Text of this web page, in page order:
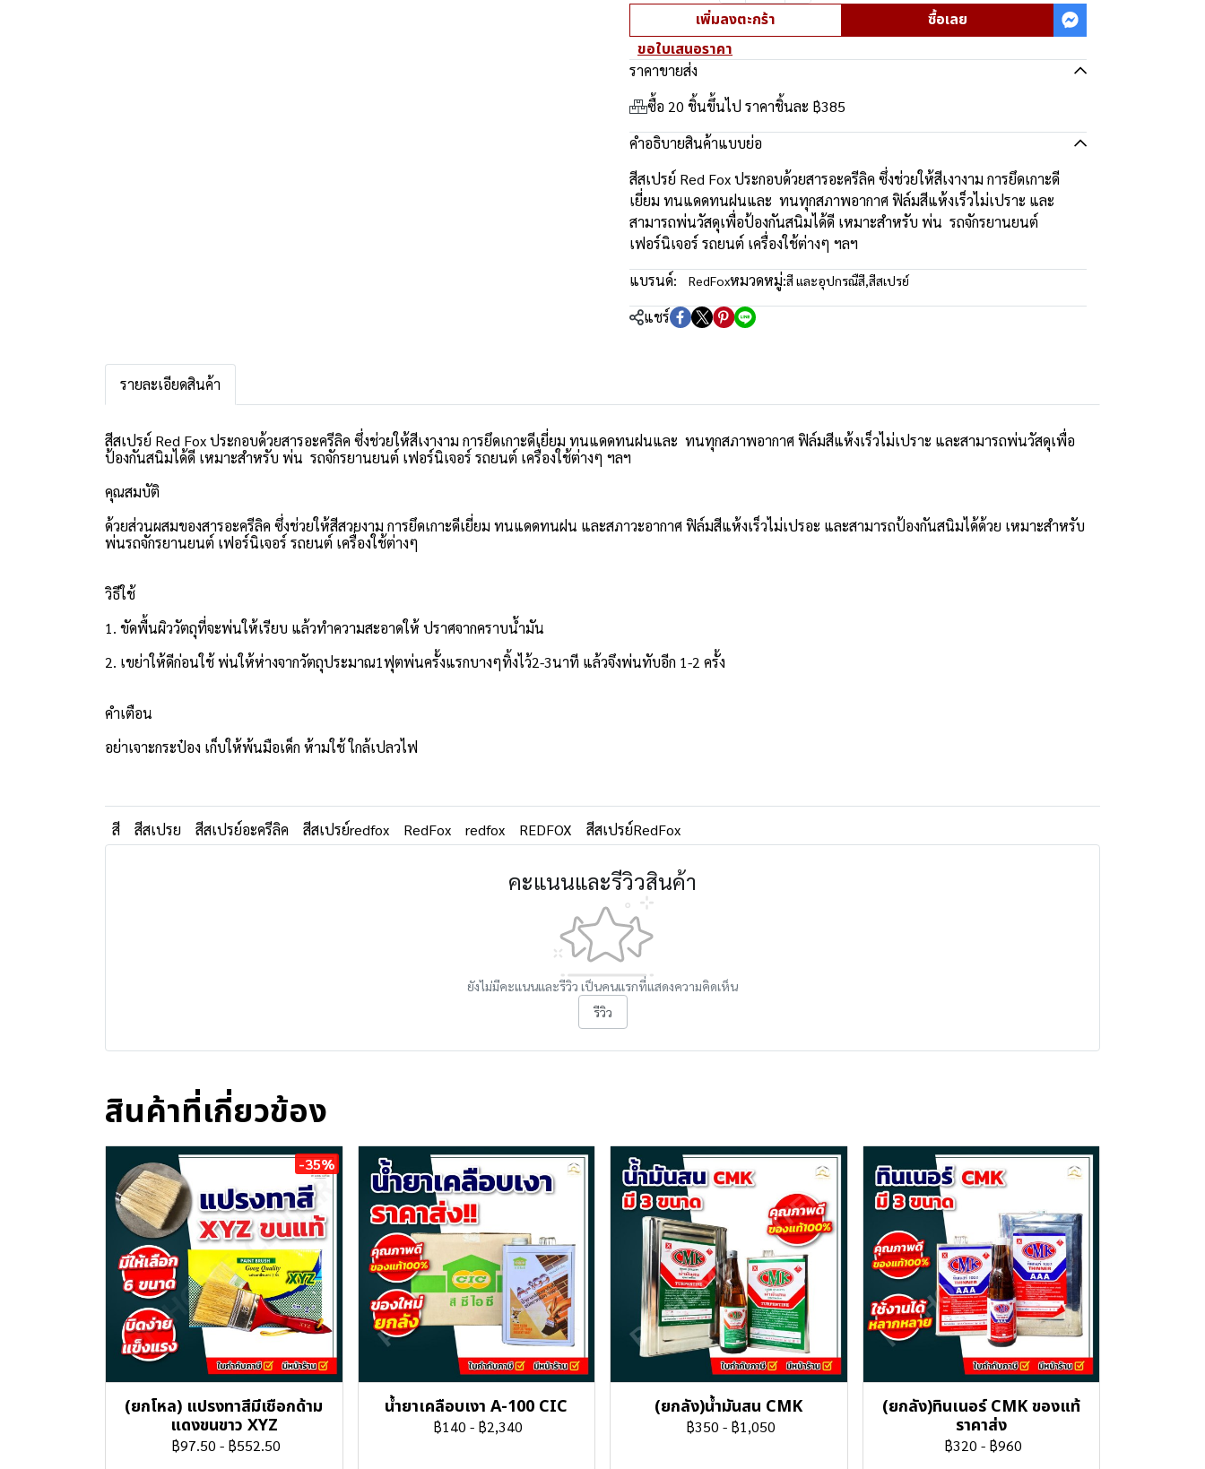
เพิ่มลงตะกร้า
ซื้อเลย
ขอใบเสนอราคา
ราคาขายส่ง
ซื้อ 20 ชิ้นขึ้นไป ราคาชิ้นละ ฿385
คำอธิบายสินค้าแบบย่อ
สีสเปรย์ Red Fox ประกอบด้วยสารอะครีลิค ซึ่งช่วยให้สีเงางาม การยึดเกาะดี
เยี่ยม ทนแดดทนฝนและ ทนทุกสภาพอากาศ ฟิล์มสีแห้งเร็วไม่เปราะ และ
สามารถพ่นวัสดุเพื่อป้องกันสนิมได้ดี เหมาะสำหรับ พ่น รถจักรยานยนต์
เฟอร์นิเจอร์ รถยนต์ เครื่องใช้ต่างๆ ฯลฯ
แบรนด์:
RedFoxหมวดหมู่:สี และอุปกรณืสี,สีสเปรย์
แชร์
รายละเอียดสินค้า
สีสเปรย์ Red Fox ประกอบด้วยสารอะครีลิค ซึ่งช่วยให้สีเงางาม การยึดเกาะดีเยี่ยม ทนแดดทนฝนและ ทนทุกสภาพอากาศ ฟิล์มสีแห้งเร็วไม่เปราะ และสามารถพ่นวัสดุเพื่อ
ป้องกันสนิมได้ดี เหมาะสำหรับ พ่น รถจักรยานยนต์ เฟอร์นิเจอร์ รถยนต์ เครื่องใช้ต่างๆ ฯลฯ
คุณสมบัติ
ด้วยส่วนผสมของสารอะครีลิค ซึ่งช่วยให้สีสวยงาม การยึดเกาะดีเยี่ยม ทนแดดทนฝน และสภาวะอากาศ ฟิล์มสีแห้งเร็วไม่เปรอะ และสามารถป้องกันสนิมได้ด้วย เหมาะสำหรับ
พ่นรถจักรยานยนต์ เฟอร์นิเจอร์ รถยนต์ เครื่องใช้ต่างๆ
วิธีใช้
1. ขัดพื้นผิววัตถุที่จะพ่นให้เรียบ แล้วทำความสะอาดให้ ปราศจากคราบน้ำมัน
2. เขย่าให้ดีก่อนใช้ พ่นให้ห่างจากวัตถุประมาณ1ฟุตพ่นครั้งแรกบางๆทิ้งไว้2-3นาที แล้วจึงพ่นทับอีก 1-2 ครั้ง
คำเตือน
อย่าเจาะกระป๋อง เก็บให้พ้นมือเด็ก ห้ามใช้ ใกล้เปลวไฟ
สี สีสเปรย สีสเปรย์อะครีลิค สีสเปรย์redfox RedFox redfox REDFOX สีสเปรย์RedFox
คะแนนและรีวิวสินค้า
ยังไม่มีคะแนนและรีวิว เป็นคนแรกที่แสดงความคิดเห็น
รีวิว
สินค้าที่เกี่ยวข้อง
-35%
(ยกโหล) แปรงทาสีมีเชือกด้าม
แดงขนขาว XYZ
฿97.50 - ฿552.50
น้ำยาเคลือบเงา A-100 CIC
฿140 - ฿2,340
(ยกลัง)น้ำมันสน CMK
฿350 - ฿1,050
(ยกลัง)ทินเนอร์ CMK ของแท้
ราคาส่ง
฿320 - ฿960